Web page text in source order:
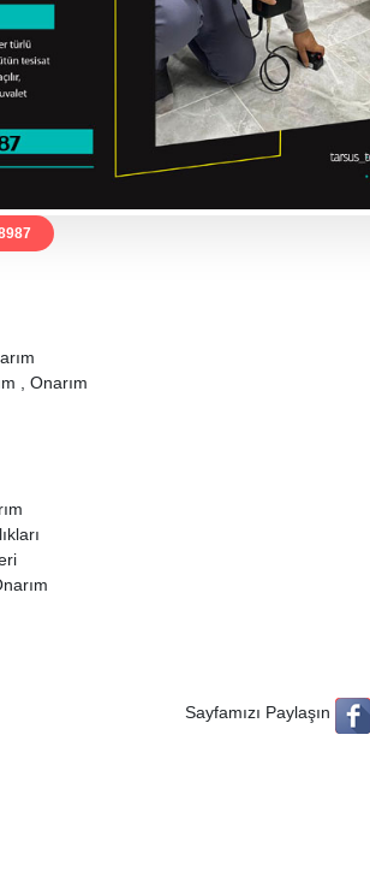
, Onarım
Sayfamızı Paylaşın